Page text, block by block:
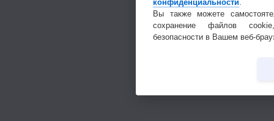
конфиденциальности
Вы также можете
сохранение файлов
безопасности в Вашем веб-